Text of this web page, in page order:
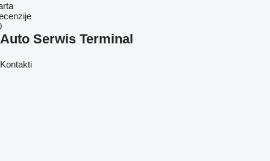
Auto Serwis Terminal
Kontakti